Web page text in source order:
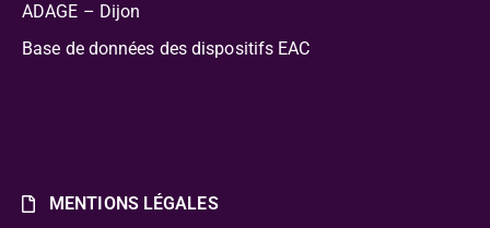
ADAGE – Dijon
Base de données des dispositifs EAC
MENTIONS LÉGALES